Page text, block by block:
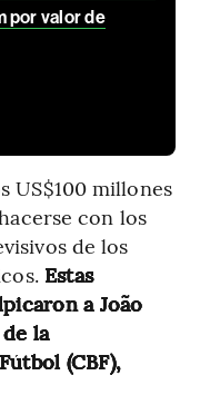
por valor de
US$100 millones
con los
de los
Estas
a João
la
(CBF),